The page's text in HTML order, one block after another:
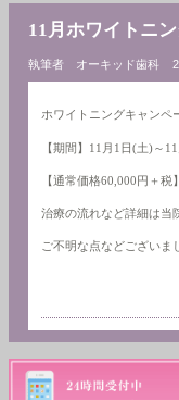
11月ホワイトニ
執筆者 オーキッド歯科
ホワイトニングキャンペ
【期間】11月1日(土)～
【通常価格60,000円＋
治療の流れなど詳細は当
ご不明な点などございま